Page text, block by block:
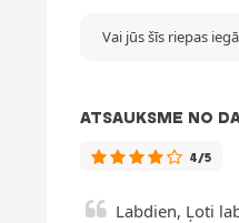
Vai jūs šīs riepas
ATSAUKSME NO
4/5
Labdien, Ļoti